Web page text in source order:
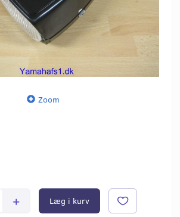
Zoom
Læg i kurv